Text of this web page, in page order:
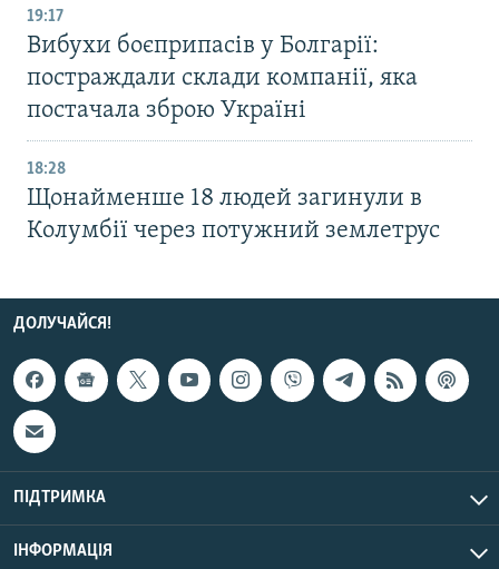
19:17
Вибухи боєприпасів у Болгарії:
постраждали склади компанії, яка
постачала зброю Україні
18:28
Щонайменше 18 людей загинули в
Колумбії через потужний землетрус
ДОЛУЧАЙСЯ!
ПІДТРИМКА
ІНФОРМАЦІЯ